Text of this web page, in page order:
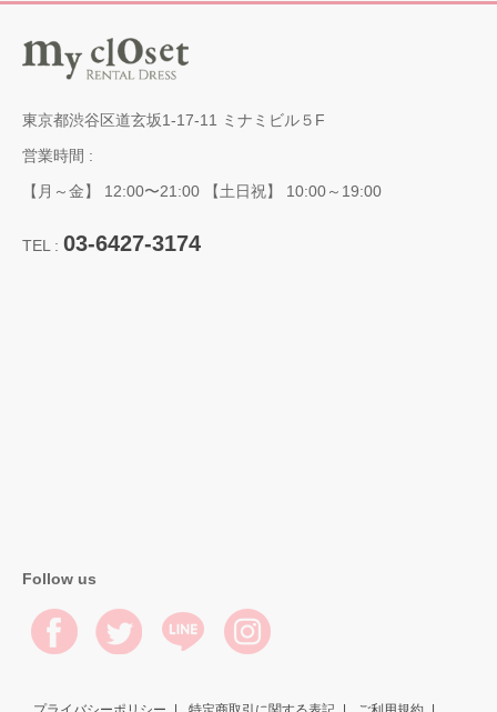
東京都渋谷区道玄坂1-17-11 ミナミビル５F
営業時間 :
【月～金】 12:00〜21:00 【土日祝】 10:00～19:00
TEL : 03-6427-3174
Follow us